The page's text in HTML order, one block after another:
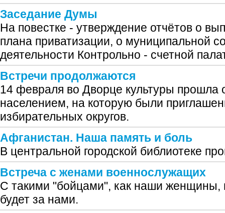
Заседание Думы
На повестке - утверждение отчётов о
плана приватизации, о муниципальной
деятельности Контрольно - счетной
Встречи продолжаются
14 февраля во Дворце культуры прошла
населением, на которую были
избирательных округов.
Афганистан. Наша память и боль
В центральной городской библиотеке
Встреча с женами военнослужащих
С такими "бойцами", как наши женщины,
будет за нами.